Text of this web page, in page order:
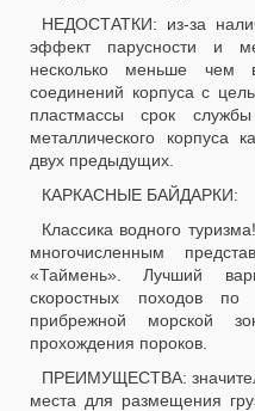
НЕДОСТАТКИ: из-за
эффект парусности и
несколько меньше чем
соединений корпуса с
пластмассы срок
металлического корпуса
двух предыдущих.
КАРКАСНЫЕ БАЙДАРКИ:
Классика водного
многочисленным
«Таймень». Лучший
скоростных походов
прибрежной морской
прохождения пороков.
ПРЕИМУЩЕСТВА:
места для размещения